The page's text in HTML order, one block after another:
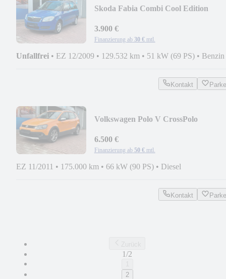
Skoda Fabia Combi Cool Edition
3.900 €
Finanzierung ab 30 € mtl.
Unfallfrei • EZ 12/2009 • 129.532 km • 51 kW (69 PS) • Benzin
Kontakt
Volkswagen Polo V CrossPolo
6.500 €
Finanzierung ab 50 € mtl.
EZ 11/2011 • 175.000 km • 66 kW (90 PS) • Diesel
Kontakt
1/2
2